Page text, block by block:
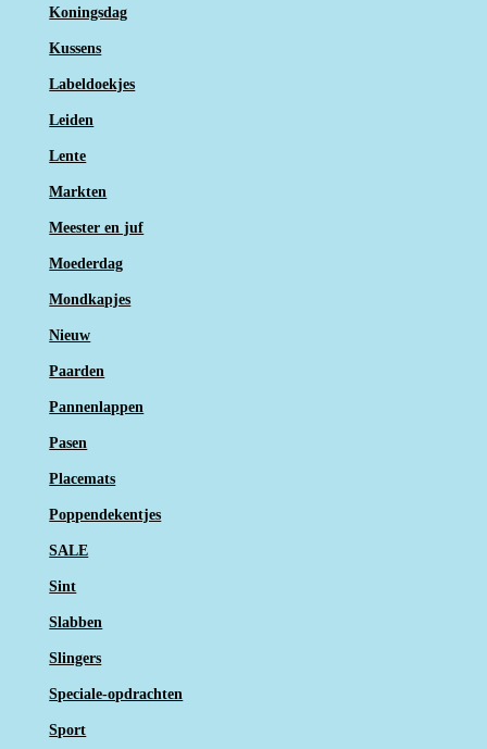
Koningsdag
Kussens
Labeldoekjes
Leiden
Lente
Markten
Meester en juf
Moederdag
Mondkapjes
Nieuw
Paarden
Pannenlappen
Pasen
Placemats
Poppendekentjes
SALE
Sint
Slabben
Slingers
Speciale-opdrachten
Sport